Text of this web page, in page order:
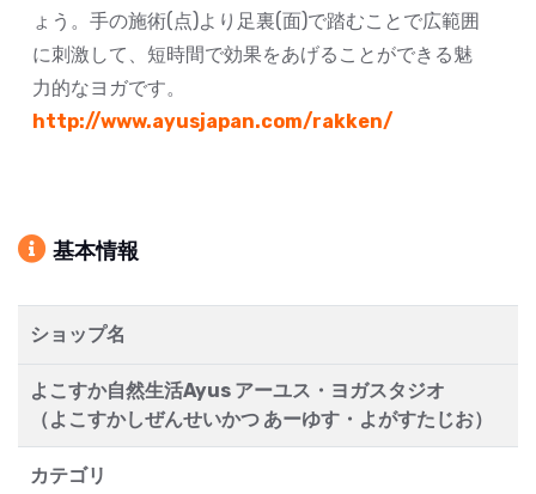
ょう。手の施術(点)より足裏(面)で踏むことで広範囲
に刺激して、短時間で効果をあげることができる魅
力的なヨガです。
http://www.ayusjapan.com/rakken/
基本情報
ショップ名
よこすか自然生活Ayus アーユス・ヨガスタジオ
（よこすかしぜんせいかつ あーゆす・よがすたじお）
カテゴリ